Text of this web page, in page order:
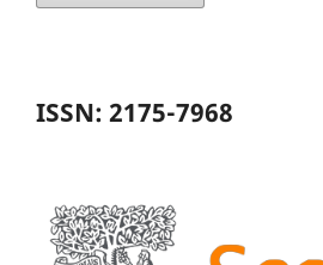
ISSN: 2175-7968